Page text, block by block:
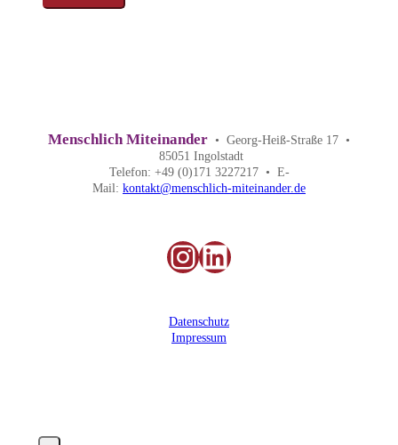
Menschlich Miteinander • Georg-Heiß-Straße 17 •
85051 Ingolstadt
Telefon: +49 (0)171 3227217 • E-
Mail: kontakt@menschlich-miteinander.de
Instagram
LinkedIn
Datenschutz
Impressum